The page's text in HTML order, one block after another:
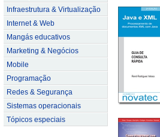
Infraestrutura & Virtualização
Internet & Web
Mangás educativos
Marketing & Negócios
Mobile
Programação
Redes & Segurança
Sistemas operacionais
Tópicos especiais